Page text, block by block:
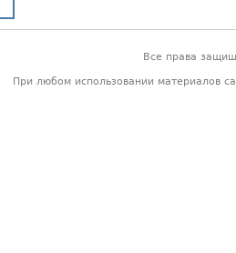
Все права
При любом использовании материалов